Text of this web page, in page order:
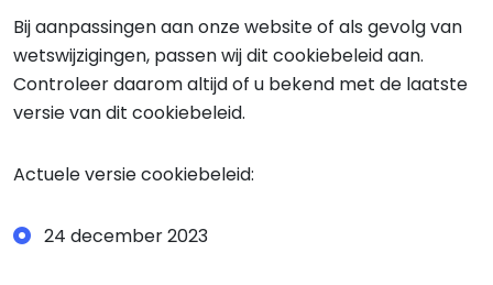
Bij aanpassingen aan onze website of als gevolg van
wetswijzigingen, passen wij dit cookiebeleid aan.
Controleer daarom altijd of u bekend met de laatste
versie van dit cookiebeleid.
Actuele versie cookiebeleid:
24 december 2023